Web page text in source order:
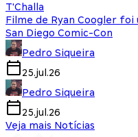
T'Challa
Filme de Ryan Coogler foi
San Diego Comic-Con
Pedro Siqueira
25.jul.26
Pedro Siqueira
25.jul.26
Veja mais Notícias